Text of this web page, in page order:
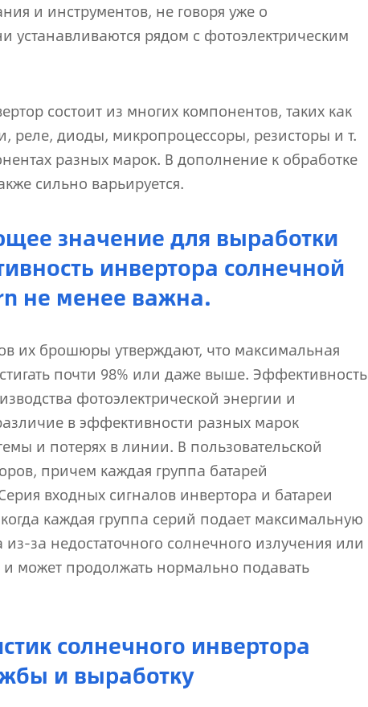
и инструментов, не говоря уже о
рядом с фотоэлектрическим
состоит из многих компонентов, таких как
реле, диоды, микропроцессоры, резисторы и т.
разных марок. В дополнение к обработке
сильно варьируется.
значение для выработки
инвертора солнечной
не менее важна.
их брошюры утверждают, что максимальная
почти 98% или даже выше. Эффективность
фотоэлектрической энергии и
в эффективности разных марок
и потерях в линии. В пользовательской
причем каждая группа батарей
входных сигналов инвертора и батареи
каждая группа серий подает максимальную
за недостаточного солнечного излучения или
и может продолжать нормально подавать
солнечного инвертора
и выработку